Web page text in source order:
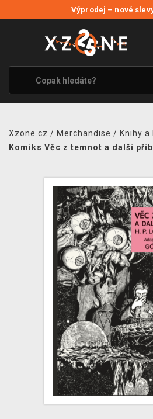
Výprodej – nové
VÝPRODEJ
VIDEOHRY
XZONE ORIGINALS
TÉMATIKY
MERCHANDISE
KONTAKT
PRODEJNY
DOPRAVA
XZONE KLUB
TCG & BOARDGAME HUB
VÝKUP HER (BAZAR)
Xzone.cz / Merchandise / Knihy
Komiks Věc z temnot a další